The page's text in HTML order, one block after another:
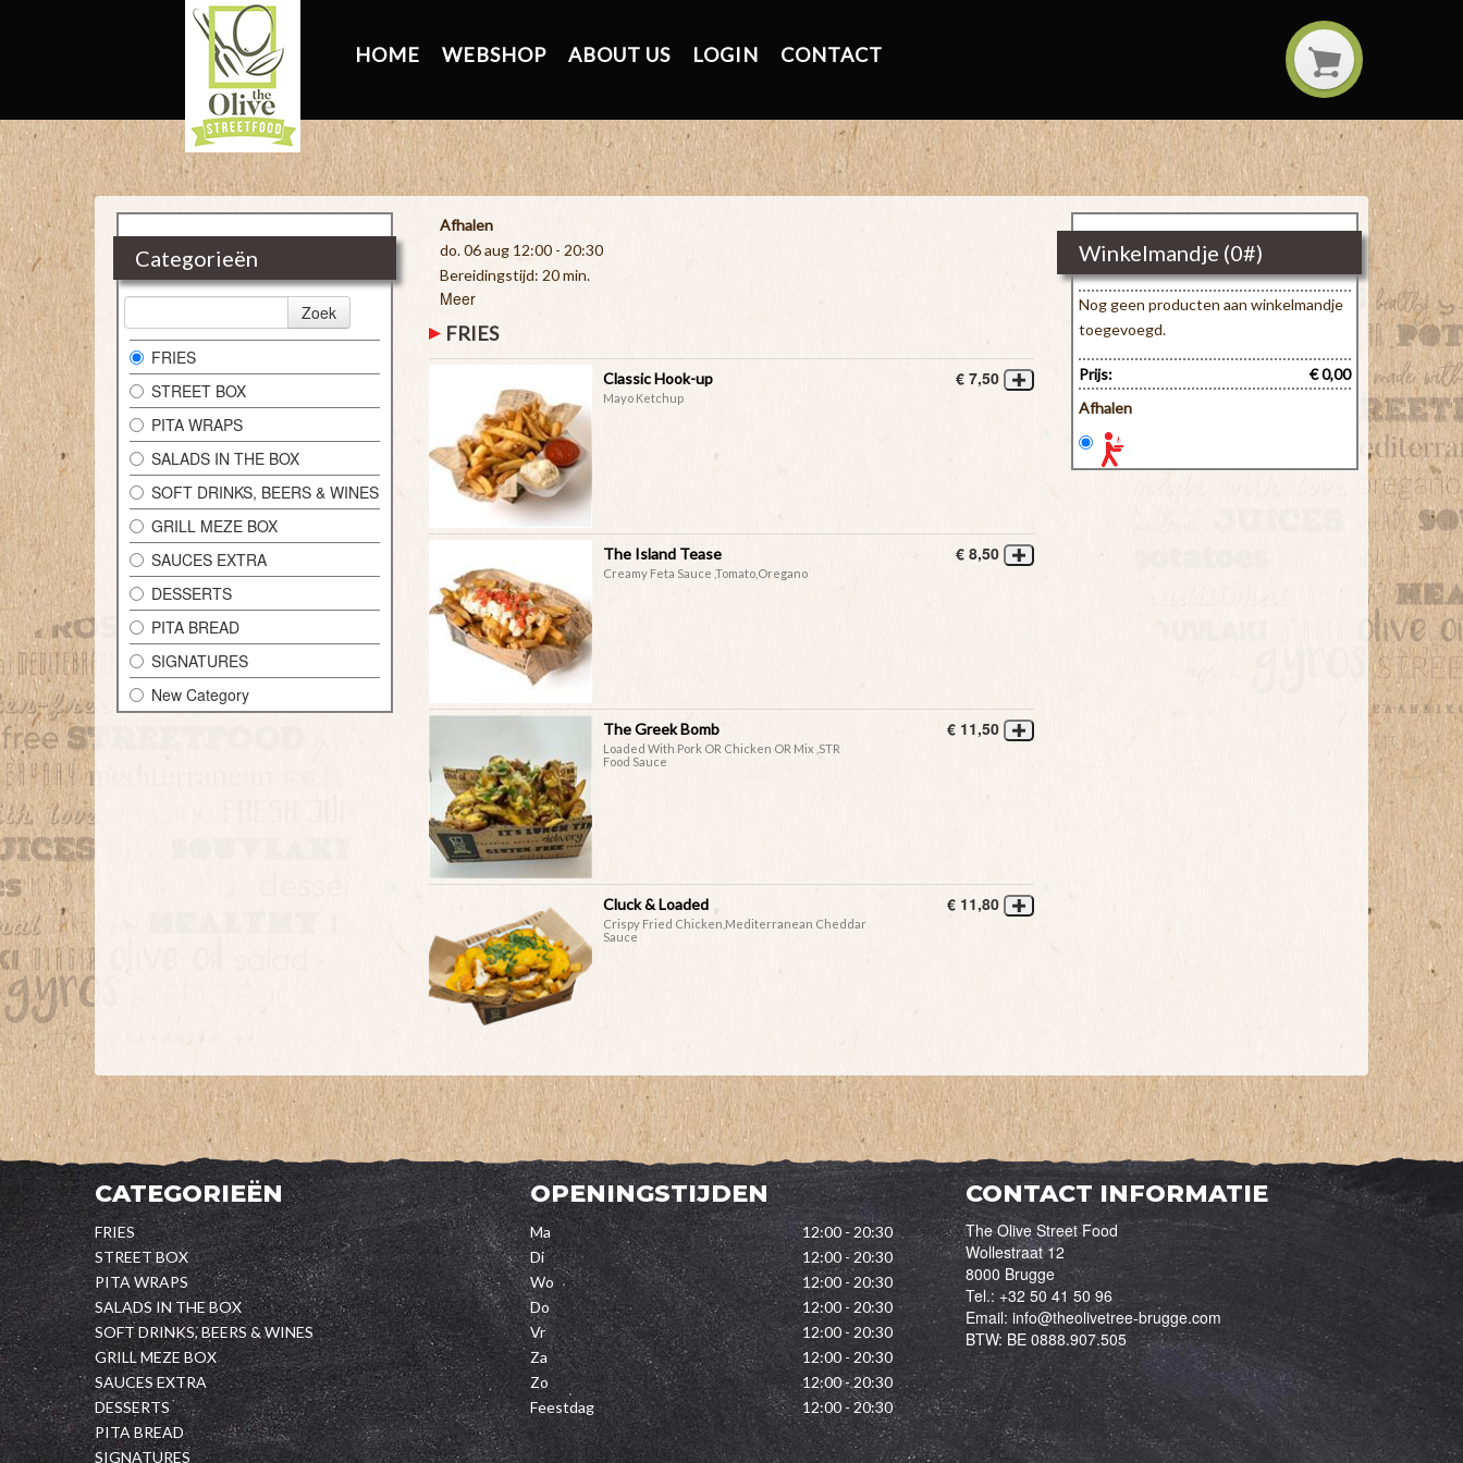
HOME WEBSHOP ABOUT US LOGIN CONTACT
Categorieën
Zoek
FRIES
STREET BOX
PITA WRAPS
SALADS IN THE BOX
SOFT DRINKS, BEERS & WINES
GRILL MEZE BOX
SAUCES EXTRA
DESSERTS
PITA BREAD
SIGNATURES
New Category
Afhalen
do. 06 aug 12:00 - 20:30
Bereidingstijd: 20 min.
Meer
FRIES
Classic Hook-up
​Mayo Ketchup
€ 7,50
The Island Tease
Creamy Feta Sauce ,Tomato,Oregano
€ 8,50
The Greek Bomb
Loaded With Pork OR Chicken OR Mix ,STR
Food Sauce
€ 11,50
Cluck & Loaded
Crispy Fried Chicken,Mediterranean Cheddar
Sauce
€ 11,80
Winkelmandje (0#)
Nog geen producten aan winkelmandje
toegevoegd.
Prijs:
€ 0,00
Afhalen
CATEGORIEËN
FRIES
STREET BOX
PITA WRAPS
SALADS IN THE BOX
SOFT DRINKS, BEERS & WINES
GRILL MEZE BOX
SAUCES EXTRA
DESSERTS
PITA BREAD
SIGNATURES
OPENINGSTIJDEN
Ma
12:00 - 20:30
Di
12:00 - 20:30
Wo
12:00 - 20:30
Do
12:00 - 20:30
Vr
12:00 - 20:30
Za
12:00 - 20:30
Zo
12:00 - 20:30
Feestdag
12:00 - 20:30
CONTACT INFORMATIE
The Olive Street Food
Wollestraat 12
8000 Brugge
Tel.: +32 50 41 50 96
Email: info@theolivetree-brugge.com
BTW: BE 0888.907.505